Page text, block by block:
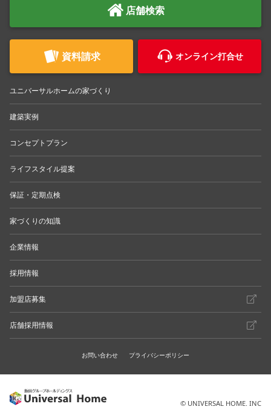
店舗検索
資料請求 オンライン打合せ
ユニバーサルホームの家づくり
建築実例
コンセプトプラン
ライフスタイル提案
保証・定期点検
家づくりの知識
企業情報
採用情報
加盟店募集
店舗採用情報
お問い合わせ プライバシーポリシー
© UNIVERSAL HOME. INC